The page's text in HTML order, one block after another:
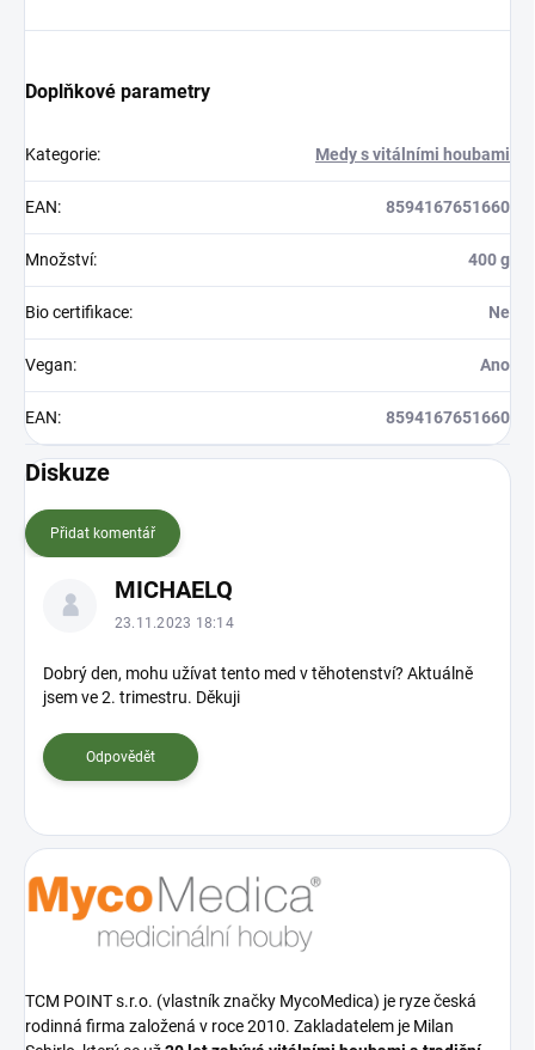
Doplňkové parametry
Kategorie: Medy s vitálními houbami
EAN: 8594167651660
Množství: 400 g
Bio certifikace: Ne
Vegan: Ano
EAN: 8594167651660
Diskuze
Přidat komentář
z
í
MICHAELQ
23.11.2023 18:14
Dobrý den, mohu užívat tento med v těhotenství? Aktuálně
jsem ve 2. trimestru. Děkuji
Odpovědět
TCM POINT s.r.o. (vlastník značky MycoMedica) je ryze česká
rodinná firma založená v roce 2010. Zakladatelem je Milan